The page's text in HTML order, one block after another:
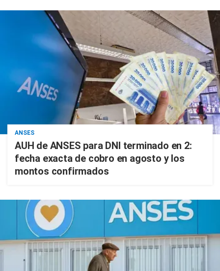
ANSES
AUH de ANSES para DNI terminado en 2:
fecha exacta de cobro en agosto y los
montos confirmados